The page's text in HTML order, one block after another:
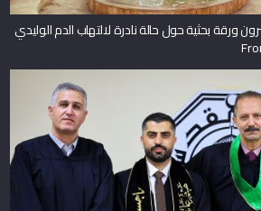
ورقة بحثية حول حالة نادرة لالتهاب الدم الوليدي